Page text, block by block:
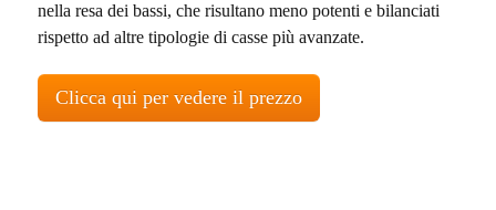
nella resa dei bassi, che risultano meno potenti e bilanciati
rispetto ad altre tipologie di casse più avanzate.
Clicca qui per vedere il prezzo